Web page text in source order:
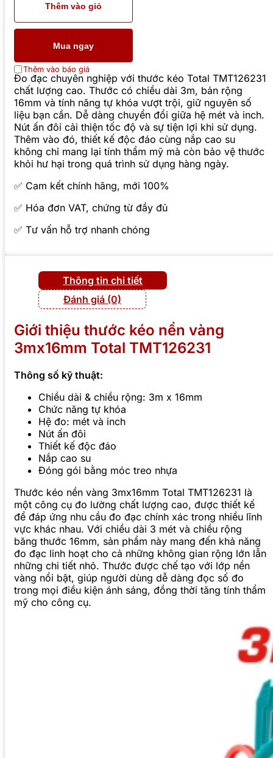
Thêm vào giỏ
Mua ngay
Thêm vào báo giá
Đo đạc chuyên nghiệp với thước kéo Total TMT126231
chất lượng cao. Thước có chiều dài 3m, bản rộng
16mm và tính năng tự khóa vượt trội, giữ nguyên số
liệu bạn cần. Dễ dàng chuyển đổi giữa hệ mét và inch.
Nút ấn đôi cải thiện tốc độ và sự tiện lợi khi sử dụng.
Thêm vào đó, thiết kế độc đáo cùng nắp cao su
không chỉ mang lại tính thẩm mỹ mà còn bảo vệ thước
khỏi hư hại trong quá trình sử dụng hàng ngày.
✅ Cam kết chính hãng, mới 100%
✅ Hóa đơn VAT, chứng từ đầy đủ
✅ Tư vấn hỗ trợ nhanh chóng
Thông tin chi tiết
Đánh giá (0)
Giới thiệu thước kéo nền vàng
3mx16mm Total TMT126231
Thông số kỹ thuật:
Chiều dài & chiều rộng: 3m x 16mm
Chức năng tự khóa
Hệ đo: mét và inch
Nút ấn đôi
Thiết kế độc đáo
Nắp cao su
Đóng gói bằng móc treo nhựa
Thước kéo nền vàng 3mx16mm Total TMT126231 là
một công cụ đo lường chất lượng cao, được thiết kế
để đáp ứng nhu cầu đo đạc chính xác trong nhiều lĩnh
vực khác nhau. Với chiều dài 3 mét và chiều rộng
băng thước 16mm, sản phẩm này mang đến khả năng
đo đạc linh hoạt cho cả những không gian rộng lớn lẫn
những chi tiết nhỏ. Thước được chế tạo với lớp nền
vàng nổi bật, giúp người dùng dễ dàng đọc số đo
trong mọi điều kiện ánh sáng, đồng thời tăng tính thẩm
mỹ cho công cụ.